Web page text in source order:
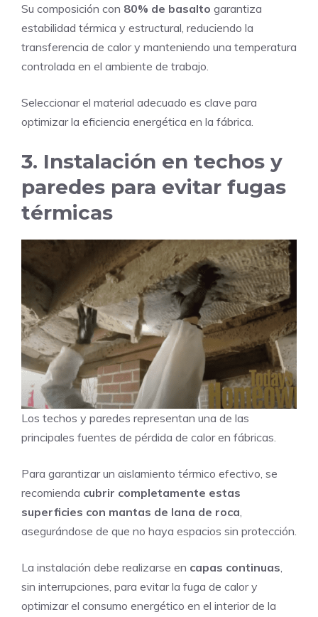
Su composición con 80% de basalto garantiza
estabilidad térmica y estructural, reduciendo la
transferencia de calor y manteniendo una temperatura
controlada en el ambiente de trabajo.
Seleccionar el material adecuado es clave para
optimizar la eficiencia energética en la fábrica.
3. Instalación en techos y
paredes para evitar fugas
térmicas
Los techos y paredes representan una de las
principales fuentes de pérdida de calor en fábricas.
Para garantizar un aislamiento térmico efectivo, se
recomienda cubrir completamente estas
superficies con mantas de lana de roca,
asegurándose de que no haya espacios sin protección.
La instalación debe realizarse en capas continuas,
sin interrupciones, para evitar la fuga de calor y
optimizar el consumo energético en el interior de la